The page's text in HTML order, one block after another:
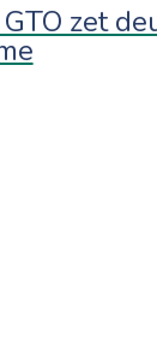
zet